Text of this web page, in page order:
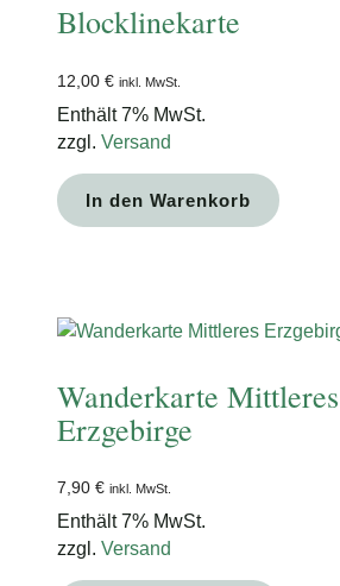
Blocklinekarte
12,00 € inkl. MwSt.
Enthält 7% MwSt.
zzgl. Versand
In den Warenkorb
Wanderkarte Mittleres
Erzgebirge
7,90 € inkl. MwSt.
Enthält 7% MwSt.
zzgl. Versand